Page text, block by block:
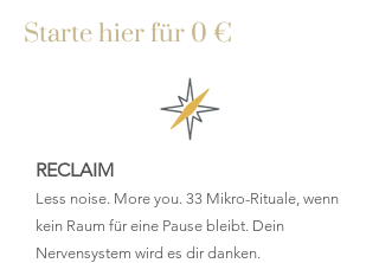
Starte hier für 0 €
RECLAIM
Less noise. More you. 33 Mikro-Rituale, wenn
kein Raum für eine Pause bleibt. Dein
Nervensystem wird es dir danken.